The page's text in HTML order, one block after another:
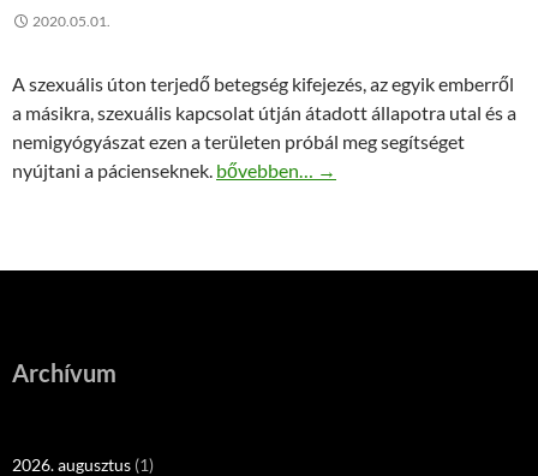
2020.05.01.
A szexuális úton terjedő betegség kifejezés, az egyik emberről
a másikra, szexuális kapcsolat útján átadott állapotra utal és a
nemigyógyászat ezen a területen próbál meg segítséget
nyújtani a pácienseknek. A nemigyógyászat és a nemi
bővebben… →
Archívum
2026. augusztus (1)